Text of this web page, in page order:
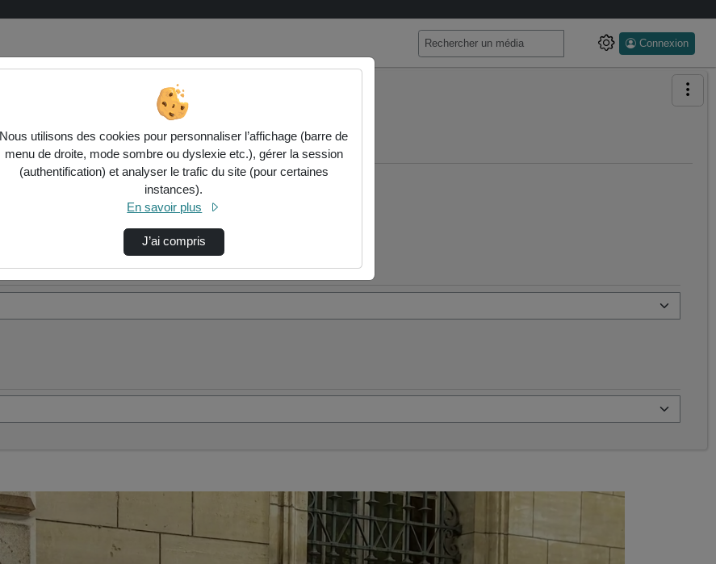
Connexion
Nous utilisons des cookies pour personnaliser l’affichage (barre de
menu de droite, mode sombre ou dyslexie etc.), gérer la session
(authentification) et analyser le trafic du site (pour certaines
instances).
En savoir plus
J’ai compris